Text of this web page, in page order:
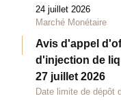
24 juillet 2026
Marché Monétaire
Avis d'appel
d'injection de
27 juillet 2026
Date limite de dépôt